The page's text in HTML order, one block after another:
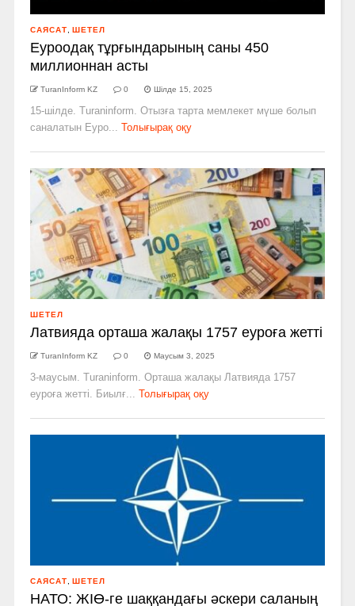
САЯСАТ ШЕТЕЛ
Еуроодақ тұрғындарының саны 450
миллионнан асты
TuranInform KZ 0 Шілде 15, 2025
15-шілде. Turaninform. Отызға тарта мемлекет мүше болып
саналатын Еуро...
Толығырақ оқу
ШЕТЕЛ
Латвияда орташа жалақы 1757 еуроға жетті
TuranInform KZ 0 Маусым 3, 2025
3-маусым. Turaninform. Орташа жалақы Латвияда 1757
еуроға жетті. Биылғ...
Толығырақ оқу
САЯСАТ ШЕТЕЛ
НАТО: ЖІӨ-ге шаққандағы әскери саланың